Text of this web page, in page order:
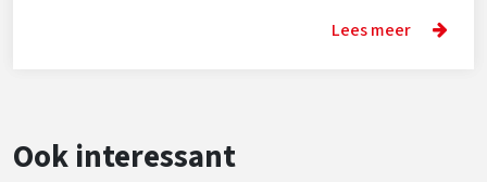
Lees meer
Ook interessant